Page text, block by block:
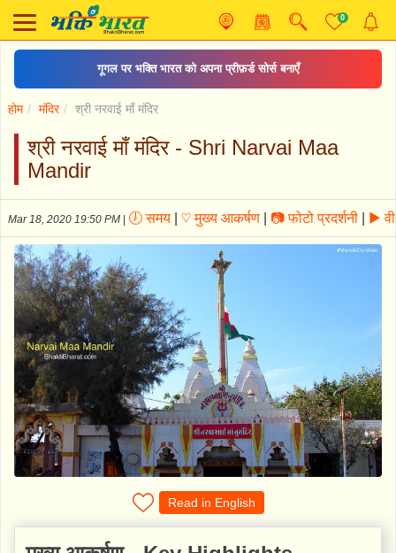
0
काँवड़ यात्रा
होम मंदिर श्री नरवाई माँ मंदिर
श्री नरवाई माँ मंदिर - Shri Narvai Maa
Mandir
Mar 18, 2020 19:50 PM 🕖 समय ♡ मुख्य आकर्षण 📷 फोटो प्रदर्शनी ▶
Read in English